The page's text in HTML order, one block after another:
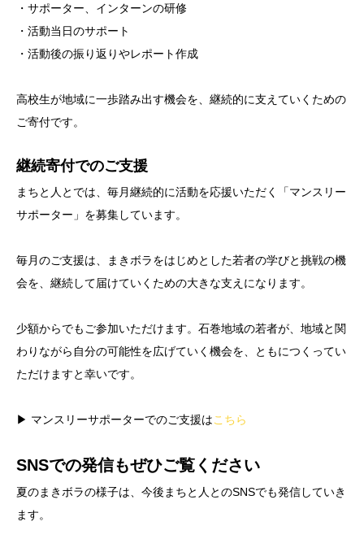
・サポーター、インターンの研修
・活動当日のサポート
・活動後の振り返りやレポート作成
高校生が地域に一歩踏み出す機会を、継続的に支えていくための
ご寄付です。
継続寄付でのご支援
まちと人とでは、毎月継続的に活動を応援いただく「マンスリー
サポーター」を募集しています。
毎月のご支援は、まきボラをはじめとした若者の学びと挑戦の機
会を、継続して届けていくための大きな支えになります。
少額からでもご参加いただけます。石巻地域の若者が、地域と関
わりながら自分の可能性を広げていく機会を、ともにつくってい
ただけますと幸いです。
▶ マンスリーサポーターでのご支援はこちら
SNSでの発信もぜひご覧ください
夏のまきボラの様子は、今後まちと人とのSNSでも発信していき
ます。